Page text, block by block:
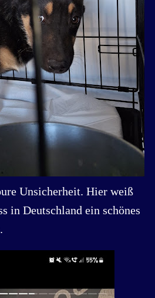
Unsicherheit. Hier weiß
in Deutschland ein schönes